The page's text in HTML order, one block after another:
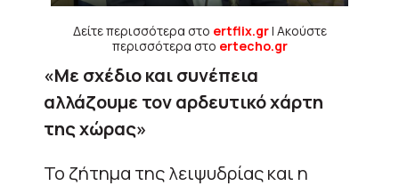
Δείτε περισσότερα στο ertflix.gr| Ακούστε
περισσότερα στο ertecho.gr
«Με σχέδιο και συνέπεια
αλλάζουμε τον αρδευτικό χάρτη
της χώρας»
Το ζήτημα της λειψυδρίας και η